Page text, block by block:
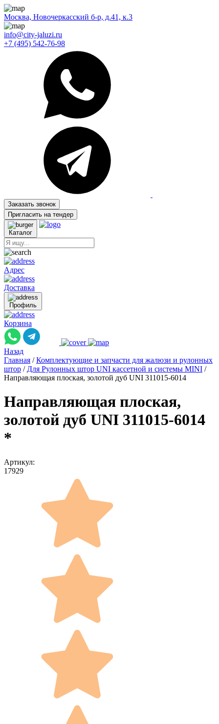
Москва, Новочеркасский б-р, д.41, к.3
info@city-jaluzi.ru
+7 (495) 542-76-98
Заказать звонок
Пригласить на тендер
Каталог
Адрес
Доставка
Профиль
Корзина
Назад
Главная / Комплектующие и запчасти для жалюзи и рулонных
штор / Для Рулонных штор UNI кассетной и системы MINI /
Направляющая плоская, золотой дуб UNI 311015-6014
Направляющая плоская,
золотой дуб UNI 311015-6014
*
Артикул:
17929